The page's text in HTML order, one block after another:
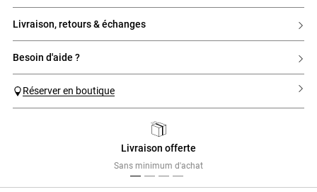
livraison, retours & échanges
besoin d'aide ?
Réserver en boutique
Livraison offerte
Sans minimum d'achat